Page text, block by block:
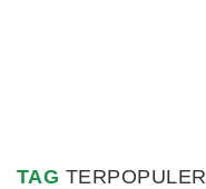
TAG TERPOPULER